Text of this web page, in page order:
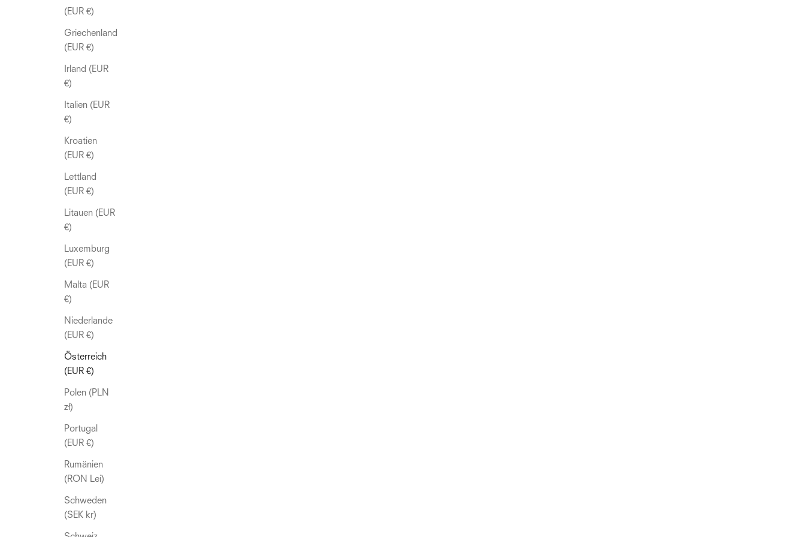
(EUR €)
Griechenland
(EUR €)
Irland (EUR
€)
Italien (EUR
€)
Kroatien
(EUR €)
Lettland
(EUR €)
Litauen (EUR
€)
Luxemburg
(EUR €)
Malta (EUR
€)
Niederlande
(EUR €)
Österreich
(EUR €)
Polen (PLN
zł)
Portugal
(EUR €)
Rumänien
(RON Lei)
Schweden
(SEK kr)